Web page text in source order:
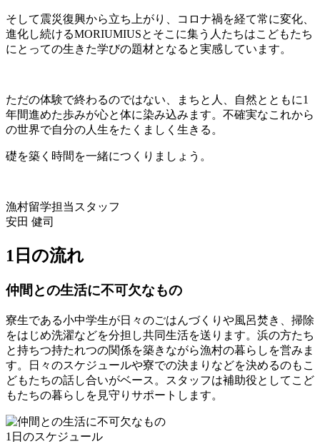
そして震災復興から立ち上がり、コロナ禍を経て常に変化、
進化し続けるMORIUMIUSとそこに集う人たちはこどもたち
にとっての生きた学びの題材となると実感しています。
ただの体験で終わるのではない、まちと人、自然とともに1
年間進めた歩みが心と体に染み込みます。不確実なこれから
の世界で自分の人生をたくましく生きる。
礎を築く時間を一緒につくりましょう。
漁村留学担当スタッフ
安田 健司
1日の流れ
仲間との生活に不可欠なもの
寮生である小中学生が日々のごはんづくりや風呂焚き、掃除
をはじめ洗濯などを分担し共同生活を送ります。浜の方たち
と持ちつ持たれつの関係を築きながら漁村の暮らしを営みま
す。日々のスケジュールや寮での決まりなどを決めるのもこ
どもたちの話し合いがベース。スタッフは補助役としてこど
もたちの暮らしを見守りサポートします。
1日のスケジュール